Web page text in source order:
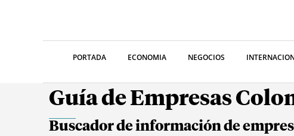
PORTADA ECONOMIA NEGOCIOS
Guía de Empresas
Buscador de información de